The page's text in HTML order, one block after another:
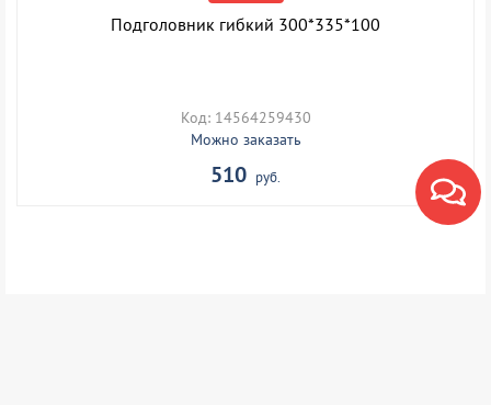
Подголовник гибкий 300*335*100
Код: 14564259430
Можно заказать
510 руб.